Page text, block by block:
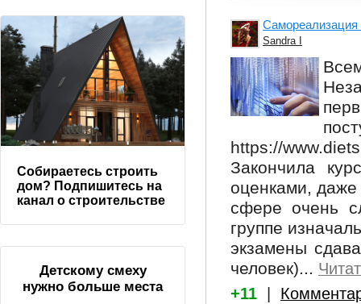
Самореализация
Sandra I
https://
Закончила
оценками,
сфере очень
группе
экзамены
человек)...
+11
Собираетесь строить
дом? Подпишитесь на
канал о строительстве
Детскому смеху
нужно больше места